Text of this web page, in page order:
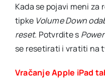
Kada se pojavi meni
tipke Volume Down
reset. Potvrdite s
se resetirati i vratiti na
Vračanje Apple iPad